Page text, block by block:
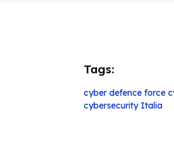
Tags:
cyber defence force
cybersecurity Italia